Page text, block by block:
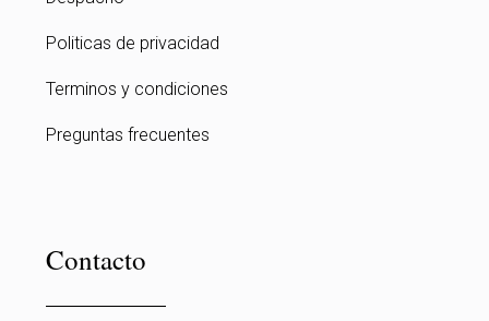
Politicas de privacidad
Terminos y condiciones
Preguntas frecuentes
Contacto